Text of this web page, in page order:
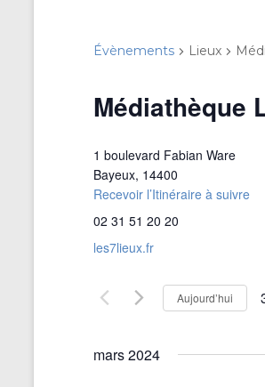
Évènements Lieux
Médiathèque
1 boulevard Fabian Ware
Bayeux, 14400
Recevoir l’Itinéraire à suivre
02 31 51 20 20
les7lieux.fr
Aujourd’hui
l
mars 2024